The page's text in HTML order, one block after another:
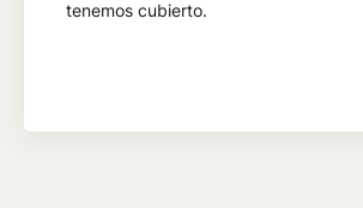
tenemos cubierto.